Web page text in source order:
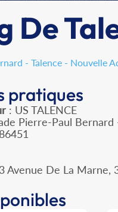
De
- Talence - Nouvelle
pratiques
: US TALENCE
Pierre-Paul
Avenue De La Marne,